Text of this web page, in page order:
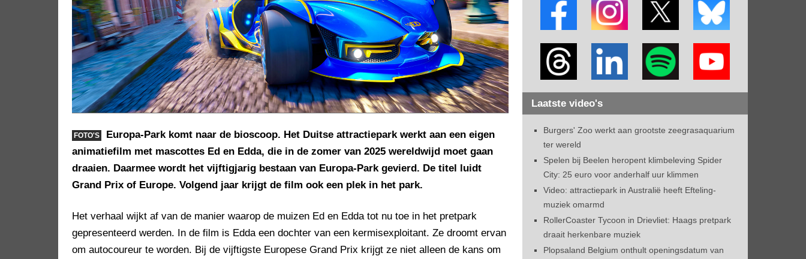
FOTO'S
Europa-Park komt naar de bioscoop. Het Duitse attractiepark werkt aan een eigen
animatiefilm met mascottes Ed en Edda, die in de zomer van 2025 wereldwijd moet gaan
draaien. Daarmee wordt het vijftigjarig bestaan van Europa-Park gevierd. De titel luidt
Grand Prix of Europe. Volgend jaar krijgt de film ook een plek in het park.
Het verhaal wijkt af van de manier waarop de muizen Ed en Edda tot nu toe in het pretpark
gepresenteerd werden. In de film is Edda een dochter van een kermisexploitant. Ze droomt ervan
om autocoureur te worden. Bij de vijftigste Europese Grand Prix krijgt ze niet alleen de kans om
Laatste video's
Burgers' Zoo werkt aan grootste zeegrasaquarium
ter wereld
Spelen bij Beelen heropent klimbeleving Spider
City: 25 euro voor anderhalf uur klimmen
Video: attractiepark in Australië heeft Efteling-
muziek omarmd
RollerCoaster Tycoon in Drievliet: Haags pretpark
draait herkenbare muziek
Plopsaland Belgium onthult openingsdatum van